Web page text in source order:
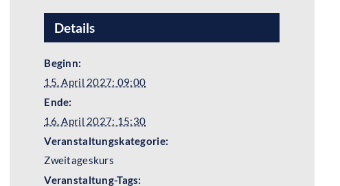
Details
Beginn:
15. April 2027: 09:00
Ende:
16. April 2027: 15:30
Veranstaltungskategorie:
Zweitageskurs
Veranstaltung-Tags: